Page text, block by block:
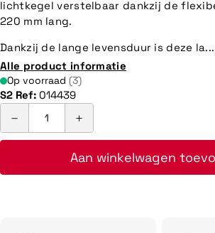
lichtkegel verstelbaar dankzij de
220 mm lang.
Dankzij de lange levensduur is deze la...
Alle product informatie
Op voorraad (3)
S2 Ref: 014439
Aan winkelwagen